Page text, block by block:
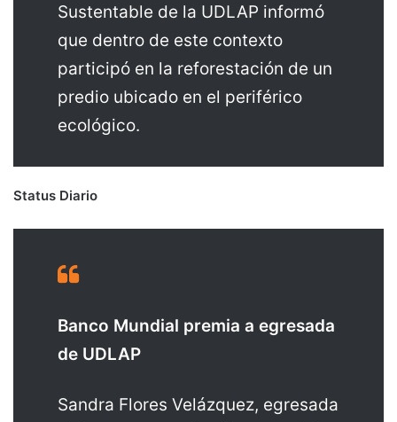
Sustentable de la UDLAP informó
que dentro de este contexto
participó en la reforestación de un
predio ubicado en el periférico
ecológico.
Status Diario
Banco Mundial premia a egresada
de UDLAP
Sandra Flores Velázquez, egresada